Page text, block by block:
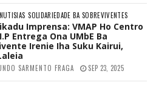
NUTISIAS SOLIDARIEDADE BA SOBREVIVENTES
Imprensa: VMAP Ho Centro
Entrega Ona UMbE Ba
Irenie Iha Suku Kairui,
SARMENTO FRAGA SEP 23, 2025